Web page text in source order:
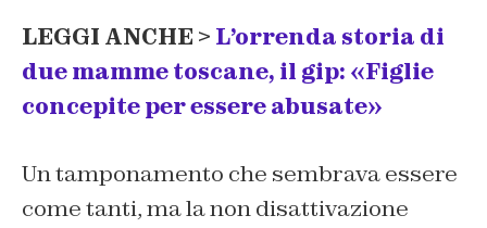
LEGGI ANCHE > L’orrenda storia di
due mamme toscane, il gip: «Figlie
concepite per essere abusate»
Un tamponamento che sembrava essere
come tanti, ma la non disattivazione